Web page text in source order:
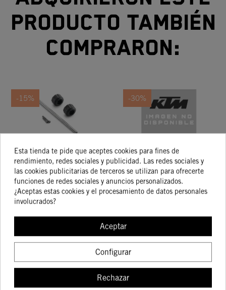
producto también
compraron:
-15%
PROTECTORES
ANTICAÍDAS
TRASEROS KTM
39,99 € 33,99 €
-30%
ANILLO TORICO SET
FOR FUEL PUMP 05
46,89 € 32,82 €
-15% -15%
Esta tienda te pide que aceptes cookies para fines de
rendimiento, redes sociales y publicidad. Las redes sociales y
las cookies publicitarias de terceros se utilizan para ofrecerte
funciones de redes sociales y anuncios personalizados.
¿Aceptas estas cookies y el procesamiento de datos personales
involucrados?
Aceptar
Configurar
Rechazar